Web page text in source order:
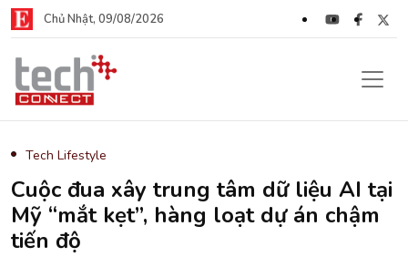
Chủ Nhật, 09/08/2026
Tech Lifestyle
Cuộc đua xây trung tâm dữ liệu AI tại
Mỹ “mắt kẹt”, hàng loạt dự án chậm
tiến độ